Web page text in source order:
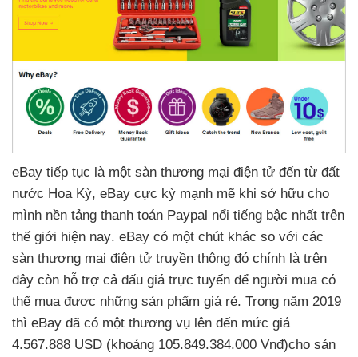
eBay tiếp tục là một sàn thương mại điện tử đến từ đất
nước Hoa Kỳ, eBay cực kỳ mạnh mẽ khi sở hữu cho
mình nền tảng thanh toán Paypal nổi tiếng bậc nhất trên
thế giới hiện nay. eBay có một chút khác so với các
sàn thương mại điện tử truyền thông đó chính là trên
đây còn hỗ trợ cả đấu giá trực tuyến để người mua có
thể mua được những sản phẩm giá rẻ. Trong năm 2019
thì eBay đã có một thương vụ lên đến mức giá
4.567.888 USD (khoảng 105.849.384.000 Vnđ)cho sản